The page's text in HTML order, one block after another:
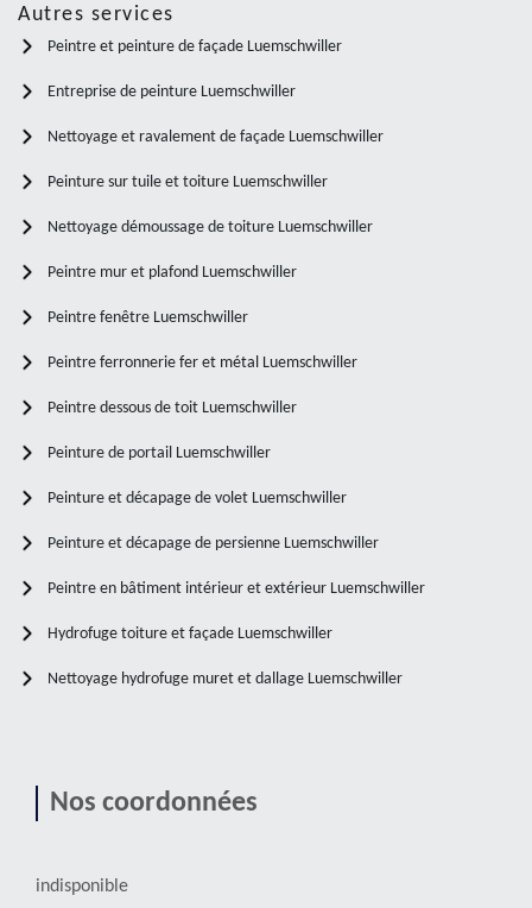
Autres services
Peintre et peinture de façade Luemschwiller
Entreprise de peinture Luemschwiller
Nettoyage et ravalement de façade Luemschwiller
Peinture sur tuile et toiture Luemschwiller
Nettoyage démoussage de toiture Luemschwiller
Peintre mur et plafond Luemschwiller
Peintre fenêtre Luemschwiller
Peintre ferronnerie fer et métal Luemschwiller
Peintre dessous de toit Luemschwiller
Peinture de portail Luemschwiller
Peinture et décapage de volet Luemschwiller
Peinture et décapage de persienne Luemschwiller
Peintre en bâtiment intérieur et extérieur Luemschwiller
Hydrofuge toiture et façade Luemschwiller
Nettoyage hydrofuge muret et dallage Luemschwiller
Nos coordonnées
indisponible